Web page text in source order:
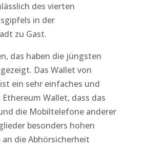
des vierten
in der
zu Gast.
das haben die jüngsten
Das Wallet von
ein sehr einfaches und
Wallet, dass das
die Mobiltelefone anderer
besonders hohen
die Abhörsicherheit